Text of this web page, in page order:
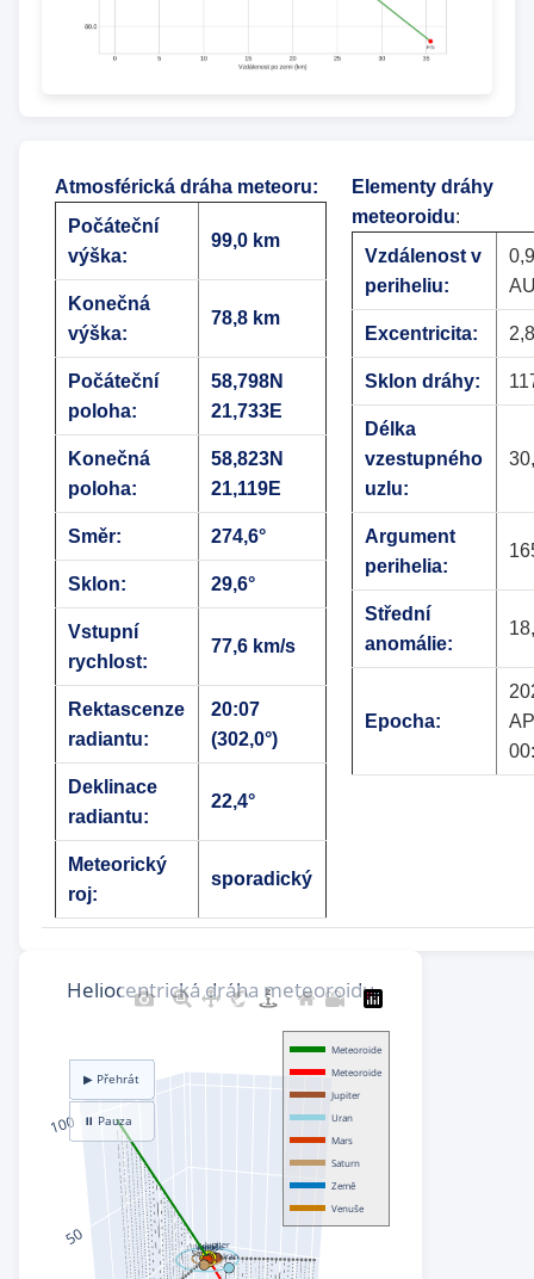
Atmosférická dráha meteoru:
Počáteční
výška:
99,0 km
Konečná
výška:
78,8 km
Počáteční
poloha:
58,798N
21,733E
Konečná
poloha:
58,823N
21,119E
Směr: 274,6°
Sklon: 29,6°
Vstupní
rychlost:
77,6 km/s
Rektascenze
radiantu:
20:07
(302,0°)
Deklinace
radiantu:
22,4°
Meteorický
roj:
sporadický
Elementy dráhy
meteoroidu:
Vzdálenost v
periheliu:
Excentricita:
Sklon dráhy:
Délka
vzestupného
uzlu:
Argument
perihelia:
Střední
anomálie:
Epocha: